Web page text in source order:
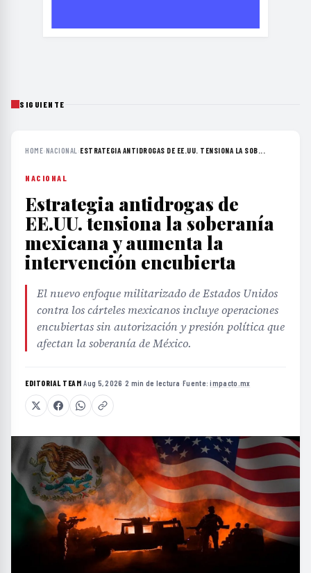
SIGUIENTE
HOME›NACIONAL ›ESTRATEGIA ANTIDROGAS DE EE.UU. TENSIONA LA SOB...
NACIONAL
Estrategia antidrogas de
EE.UU. tensiona la soberanía
mexicana y aumenta la
intervención encubierta
El nuevo enfoque militarizado de Estados Unidos
contra los cárteles mexicanos incluye operaciones
encubiertas sin autorización y presión política que
afectan la soberanía de México.
EDITORIAL TEAM·Aug 5, 2026 ·2 min de lectura ·Fuente:impacto.mx